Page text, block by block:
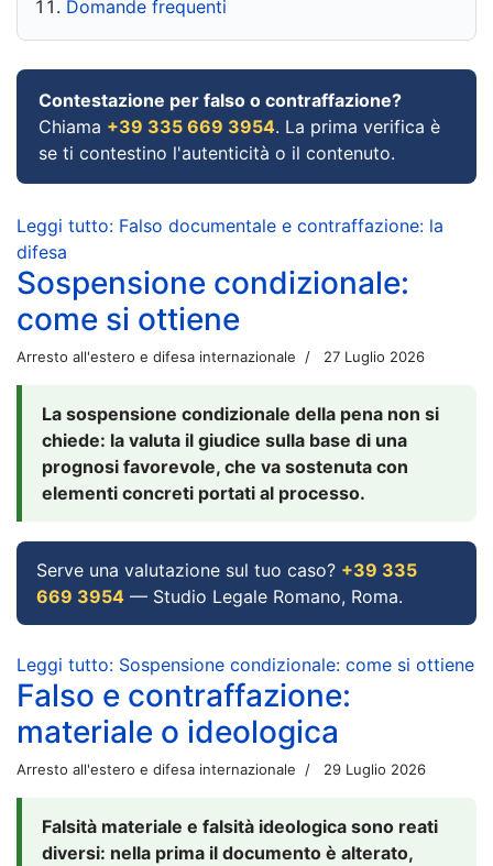
Domande frequenti
Contestazione per falso o contraffazione?
Chiama +39 335 669 3954. La prima verifica è
se ti contestino l'autenticità o il contenuto.
Leggi tutto: Falso documentale e contraffazione: la
difesa
Sospensione condizionale:
come si ottiene
Arresto all'estero e difesa internazionale 27 Luglio 2026
La sospensione condizionale della pena non si
chiede: la valuta il giudice sulla base di una
prognosi favorevole, che va sostenuta con
elementi concreti portati al processo.
Serve una valutazione sul tuo caso? +39 335
669 3954 — Studio Legale Romano, Roma.
Leggi tutto: Sospensione condizionale: come si ottiene
Falso e contraffazione:
materiale o ideologica
Arresto all'estero e difesa internazionale 29 Luglio 2026
Falsità materiale e falsità ideologica sono reati
diversi: nella prima il documento è alterato,